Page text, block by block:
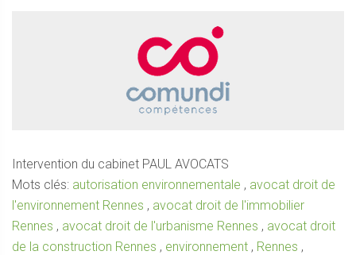
Intervention du cabinet PAUL AVOCATS
Mots clés: autorisation environnementale , avocat droit de
l'environnement Rennes , avocat droit de l'immobilier
Rennes , avocat droit de l'urbanisme Rennes , avocat droit
de la construction Rennes , environnement , Rennes ,